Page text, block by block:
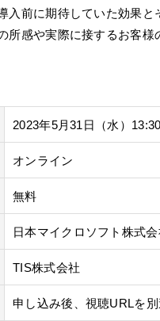
入前に期待していた効果
所感や実際に接するお客様
2023年5月31日（水）
オンライン
無料
日本マイクロソフト株式会
TIS株式会社
申し込み後、視聴URLを